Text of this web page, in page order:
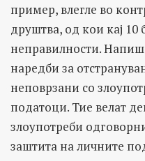
пример, влегле во
друштва, од кои кај 10
неправилности.
наредби за
неповрзани со
податоци. Тие велат
злоупотреби
заштита на личните